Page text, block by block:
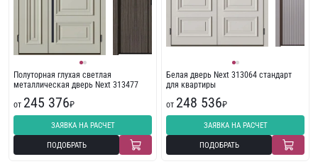
Полуторная глухая светлая
металлическая дверь Next 313477
от 245 376₽
ЗАЯВКА НА РАСЧЕТ
ПОДОБРАТЬ
Белая дверь Next 313064 стандарт
для квартиры
от 248 536₽
ЗАЯВКА НА РАСЧЕТ
ПОДОБРАТЬ